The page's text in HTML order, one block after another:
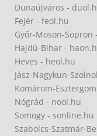
Dunaújváros -
Fejér - feol.hu
Győr-Moson-
Hajdú-Bihar -
Heves - heol.hu
Jász-Nagykun-
Komárom-
Nógrád - nool.hu
Somogy - sonline.hu
Szabolcs-Szatmár-